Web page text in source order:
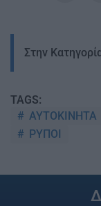
Στην
TAGS:
ΑΥΤΟΚΙΝΗΤΑ
ΡΥΠΟΙ